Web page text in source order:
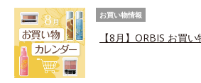
お買い物情報
【8月】ORBIS お買